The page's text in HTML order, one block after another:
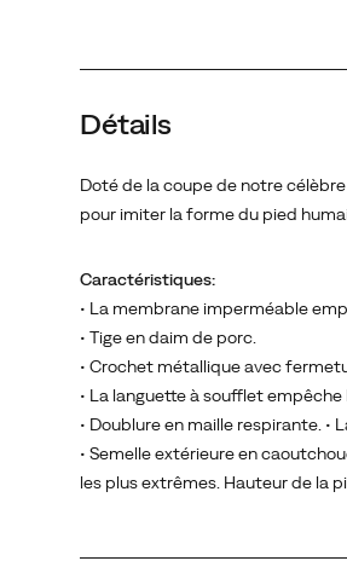
position
aurait
sans
Détails
Doté de la coupe de notre
pour imiter la forme du pied
Caractéristiques:
• La membrane imperméable
• Tige en daim de porc.
• Crochet métallique avec
• La languette à soufflet
• Doublure en maille respirante.
• Semelle extérieure en
les plus extrêmes. Hauteur de la